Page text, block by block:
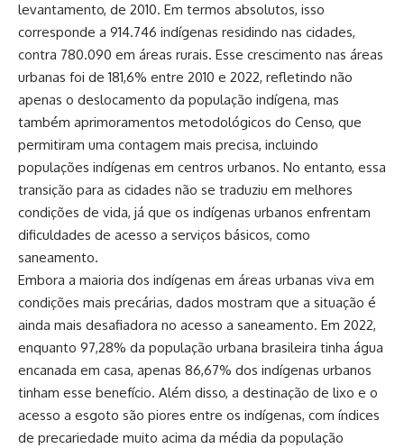
levantamento, de 2010. Em termos absolutos, isso
corresponde a 914.746 indígenas residindo nas cidades,
contra 780.090 em áreas rurais. Esse crescimento nas áreas
urbanas foi de 181,6% entre 2010 e 2022, refletindo não
apenas o deslocamento da população indígena, mas
também aprimoramentos metodológicos do Censo, que
permitiram uma contagem mais precisa, incluindo
populações indígenas em centros urbanos. No entanto, essa
transição para as cidades não se traduziu em melhores
condições de vida, já que os indígenas urbanos enfrentam
dificuldades de acesso a serviços básicos, como
saneamento.
Embora a maioria dos indígenas em áreas urbanas viva em
condições mais precárias, dados mostram que a situação é
ainda mais desafiadora no acesso a saneamento. Em 2022,
enquanto 97,28% da população urbana brasileira tinha água
encanada em casa, apenas 86,67% dos indígenas urbanos
tinham esse benefício. Além disso, a destinação de lixo e o
acesso a esgoto são piores entre os indígenas, com índices
de precariedade muito acima da média da população